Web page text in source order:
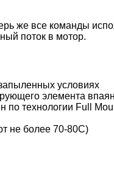
же все команды
поток в мотор.
условиях
элемента
по технологии Full
не более 70-80С)